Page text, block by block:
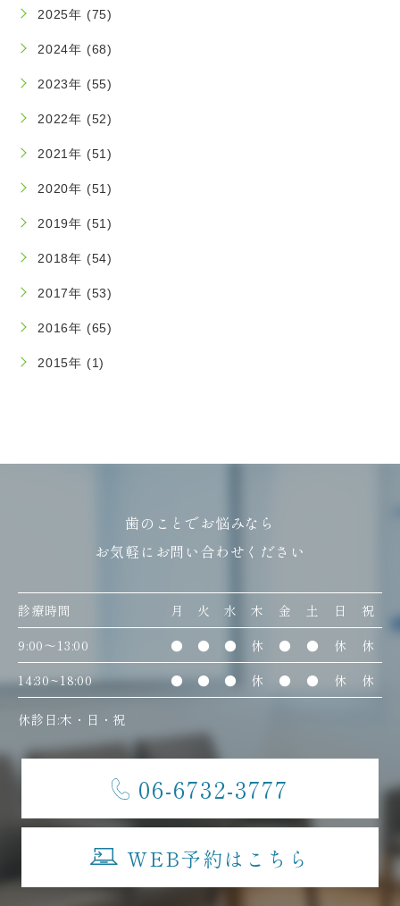
2025年 (75)
2024年 (68)
2023年 (55)
2022年 (52)
2021年 (51)
2020年 (51)
2019年 (51)
2018年 (54)
2017年 (53)
2016年 (65)
2015年 (1)
歯のことでお悩みなら
お気軽にお問い合わせください
診療時間 月 火 水 木 金 土 日
祝
9:00〜13:00
● ● ● 休 ● ● 休
休
14:30~18:00
● ● ● 休 ● ● 休 休
休診日:木・日・祝
06-6732-3777
WEB予約はこちら